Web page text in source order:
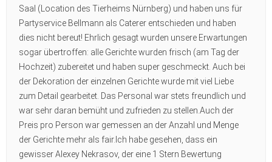
Saal (Location des Tierheims Nürnberg) und haben uns für
Partyservice Bellmann als Caterer entschieden und haben
dies nicht bereut! Ehrlich gesagt wurden unsere Erwartungen
sogar übertroffen: alle Gerichte wurden frisch (am Tag der
Hochzeit) zubereitet und haben super geschmeckt. Auch bei
der Dekoration der einzelnen Gerichte wurde mit viel Liebe
zum Detail gearbeitet. Das Personal war stets freundlich und
war sehr daran bemüht und zufrieden zu stellen.Auch der
Preis pro Person war gemessen an der Anzahl und Menge
der Gerichte mehr als fair.Ich habe gesehen, dass ein
gewisser Alexey Nekrasov, der eine 1 Stern Bewertung